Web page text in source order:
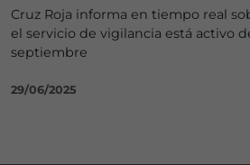
Cruz Roja informa en tiempo real
el servicio de vigilancia está activo
septiembre
29/06/2025